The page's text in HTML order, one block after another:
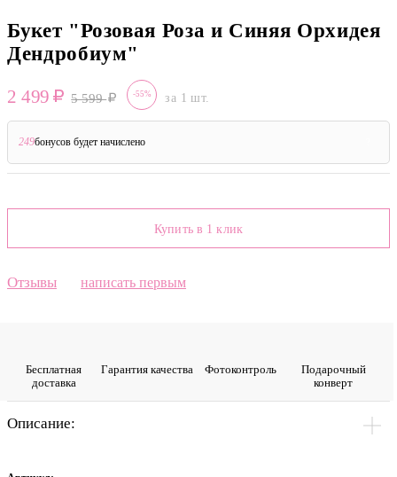
Букет "Розовая Роза и Синяя Орхидея
Дендробиум"
2 499 5 599 -55% за 1 шт.
249бонусов будет начислено
Купить в 1 клик
Отзывы написать первым
Бесплатная
доставка
Гарантия качества Фото­контроль
Подарочный
конверт
Описание: